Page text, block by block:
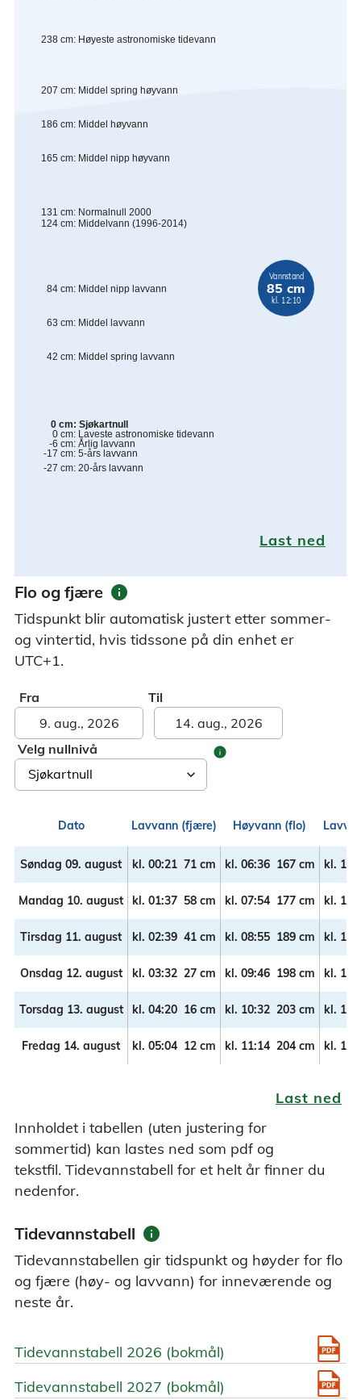
Vannstand
85 cm
kl. 12:10
238 cm: Høyeste astronomiske tidevann
207 cm: Middel spring høyvann
186 cm: Middel høyvann
165 cm: Middel nipp høyvann
131 cm: Normalnull 2000
124 cm: Middelvann (1996-2014)
84 cm: Middel nipp lavvann
63 cm: Middel lavvann
42 cm: Middel spring lavvann
0 cm: Sjøkartnull
0 cm: Laveste astronomiske tidevann
-6 cm: Årlig lavvann
-17 cm: 5-års lavvann
-27 cm: 20-års lavvann
Last ned
Flo og fjære info
Tidspunkt blir automatisk justert etter sommer-
og vintertid, hvis tidssone på din enhet er
UTC+1.
Fra Til
Velg nullnivå info
Dato Lavvann (fjære) Høyvann (flo)
Søndag 09. august kl. 00:21 71 cm kl. 06:36 167 cm kl.
Mandag 10. august kl. 01:37 58 cm kl. 07:54 177 cm kl.
Tirsdag 11. august kl. 02:39 41 cm kl. 08:55 189 cm kl.
Onsdag 12. august kl. 03:32 27 cm kl. 09:46 198 cm kl.
Torsdag 13. august kl. 04:20 16 cm kl. 10:32 203 cm kl.
Fredag 14. august kl. 05:04 12 cm kl. 11:14 204 cm kl.
Last ned
Innholdet i tabellen (uten justering for
sommertid) kan lastes ned som pdf og
tekstfil. Tidevannstabell for et helt år finner du
nedenfor.
Tidevannstabell info
Tidevannstabellen gir tidspunkt og høyder for flo
og fjære (høy- og lavvann) for inneværende og
neste år.
Tidevannstabell 2026 (bokmål)
Tidevannstabell 2027 (bokmål)